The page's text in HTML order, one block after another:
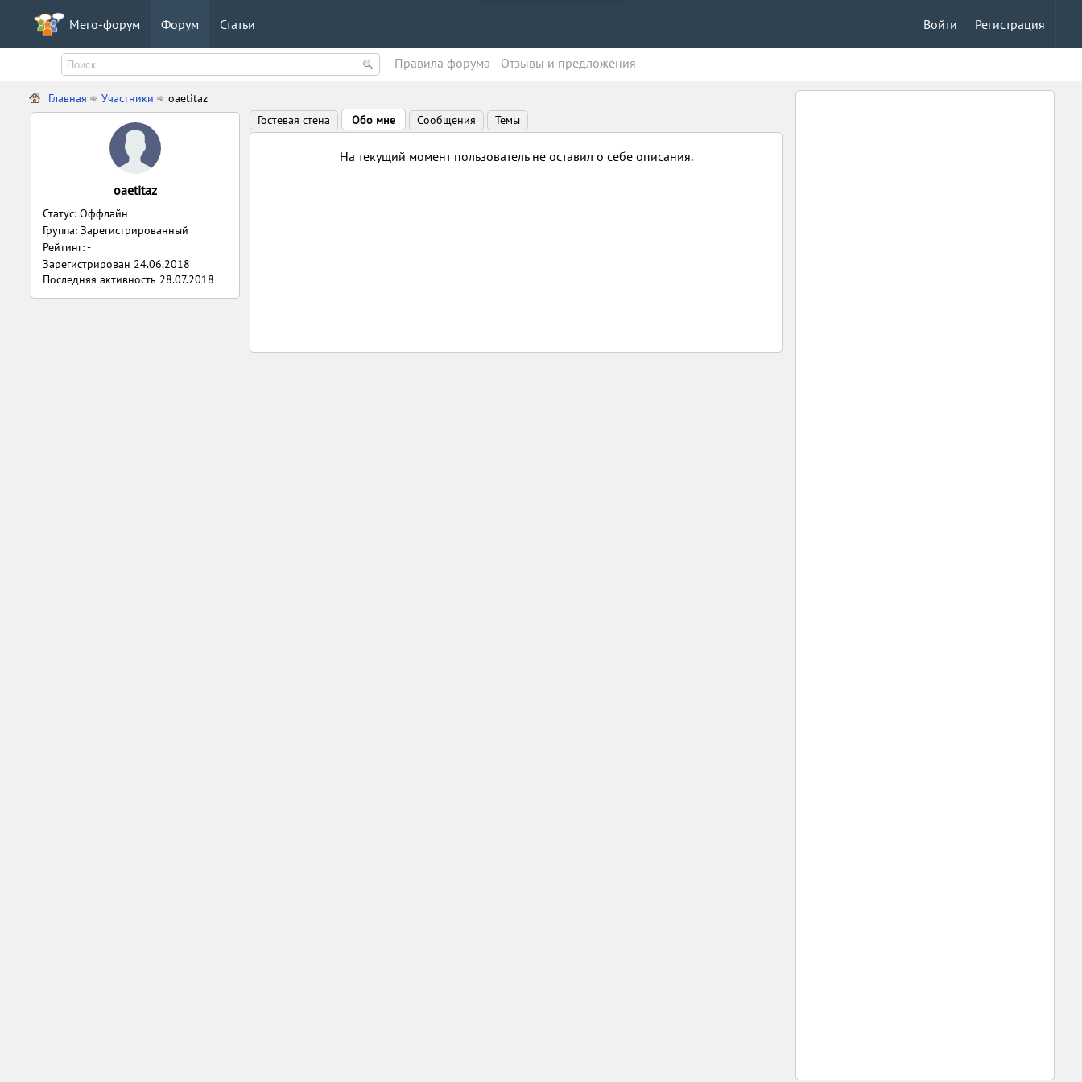
Мего-форум Форум Статьи Регистрация
Войти
Правила форума Oтзывы и предложения
Главная Участники oaetitaz
oaetitaz
Статус: Оффлайн
Группа: Зарегистрированный
Рейтинг: -
Зарегистрирован 24.06.2018
Последняя активность 28.07.2018
Гостевая стена Обо мне Сообщения Темы
На текущий момент пользователь не оставил о себе описания.